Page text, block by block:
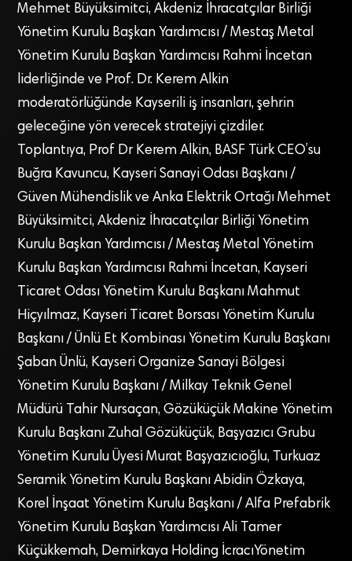
Mehmet Büyüksimitci, Akdeniz İhracatçılar Birliği
Yönetim Kurulu Başkan Yardımcısı / Mestaş Metal
Yönetim Kurulu Başkan Yardımcısı Rahmi İncetan
liderliğinde ve Prof. Dr. Kerem Alkin
moderatörlüğünde Kayserili iş insanları, şehrin
geleceğine yön verecek stratejiyi çizdiler.
Toplantıya, Prof Dr Kerem Alkin, BASF Türk CEO’su
Buğra Kavuncu, Kayseri Sanayi Odası Başkanı /
Güven Mühendislik ve Anka Elektrik Ortağı Mehmet
Büyüksimitci, Akdeniz İhracatçılar Birliği Yönetim
Kurulu Başkan Yardımcısı / Mestaş Metal Yönetim
Kurulu Başkan Yardımcısı Rahmi İncetan, Kayseri
Ticaret Odası Yönetim Kurulu Başkanı Mahmut
Hiçyılmaz, Kayseri Ticaret Borsası Yönetim Kurulu
Başkanı / Ünlü Et Kombinası Yönetim Kurulu Başkanı
Şaban Ünlü, Kayseri Organize Sanayi Bölgesi
Yönetim Kurulu Başkanı / Milkay Teknik Genel
Müdürü Tahir Nursaçan, Gözüküçük Makine Yönetim
Kurulu Başkanı Zuhal Gözüküçük, Başyazıcı Grubu
Yönetim Kurulu Üyesi Murat Başyazıcıoğlu, Turkuaz
Seramik Yönetim Kurulu Başkanı Abidin Özkaya,
Korel İnşaat Yönetim Kurulu Başkanı / Alfa Prefabrik
Yönetim Kurulu Başkan Yardımcısı Ali Tamer
Küçükkemah, Demirkaya Holding İcracıYönetim